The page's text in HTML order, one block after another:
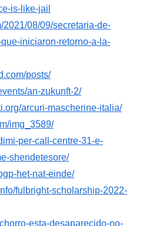
is-like-jail
2021/08/09/secretaria-de-
iniciaron-retorno-a-la-
posts/
an-zukunft-2/
arcuri-mascherine-italia/
img_3589/
per-call-centre-31-e-
shendetesore/
het-nat-einde/
fulbright-scholarship-2022-
esta-desaparecido-no-